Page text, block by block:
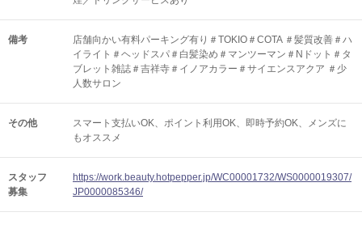
備考
店舗向かい有料パーキング有り＃TOKIO＃COTA ＃髪質改善＃ハ
イライト＃ヘッドスパ＃白髪染め＃マンツーマン＃Nドット＃タ
ブレット雑誌＃吉祥寺＃イノアカラー＃サイエンスアクア ＃少
人数サロン
その他 スマート支払いOK ポイント利用OK 即時予約OK
メンズに
もオススメ
スタッフ
募集
https://work.beauty.hotpepper.jp/WC00001732/WS0000019307/
JP0000085346/